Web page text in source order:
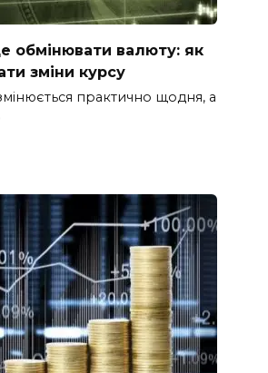
обмінювати валюту: як
зміни курсу
практично щодня, а